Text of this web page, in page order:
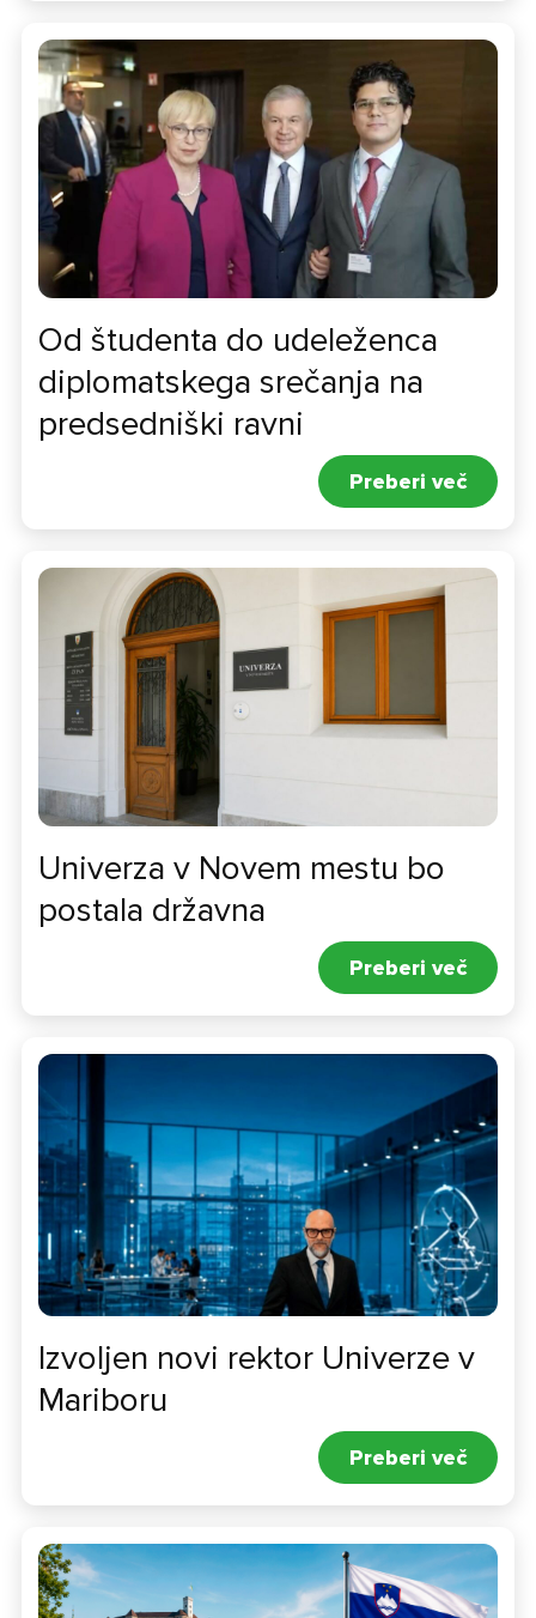
Od študenta do udeleženca
diplomatskega srečanja na
predsedniški ravni
Preberi več
Univerza v Novem mestu bo
postala državna
Preberi več
Izvoljen novi rektor Univerze v
Mariboru
Preberi več
Politika varovanja vaših osebnih podatkovinpogoji
uporabe.
Strinjam se z obdelavo mojih osebnih podatkov
Strinjam se s pogoji uporabe.